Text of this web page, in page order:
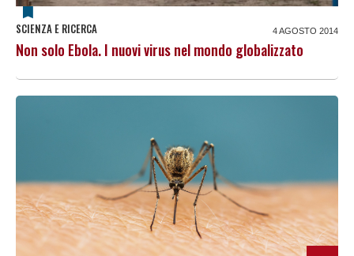
SCIENZA E RICERCA 4 AGOSTO 2014
Non solo Ebola. I nuovi virus nel mondo globalizzato